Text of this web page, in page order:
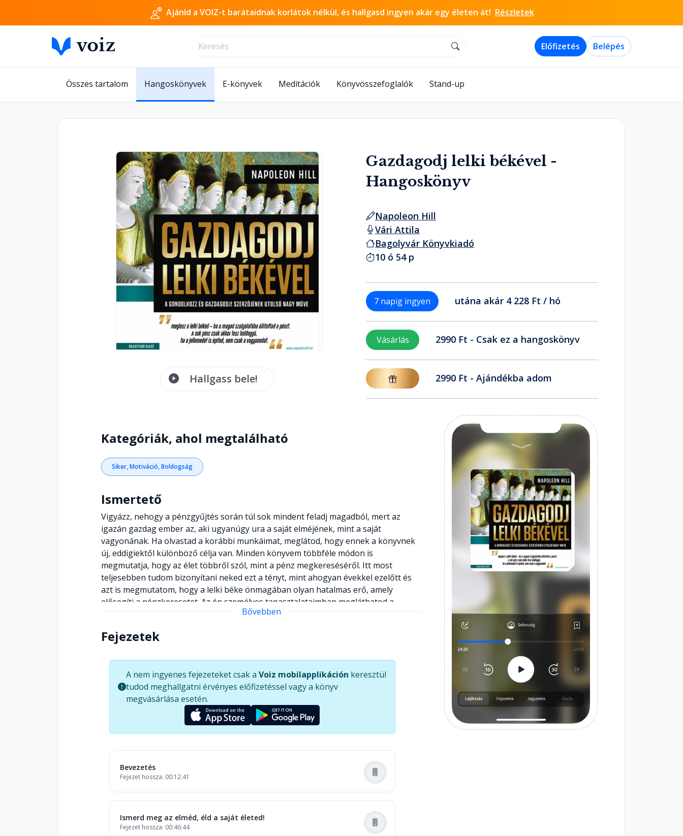
Ajánld a VOIZ-t barátaidnak korlátok nélkül, és hallgasd ingyen akár egy életen át! Részletek
Előfizetés Belépés
Összes tartalom Hangoskönyvek E-könyvek Meditációk Könyvösszefoglalók Stand-up
Hallgass bele!
Gazdagodj lelki békével -
Hangoskönyv
Napoleon Hill
Vári Attila
Bagolyvár Könyvkiadó
10 ó 54 p
7 napig ingyen utána akár 4 228 Ft / hó
Vásárlás 2990 Ft - Csak ez a hangoskönyv
2990 Ft - Ajándékba adom
Kategóriák, ahol megtalálható
Siker, Motiváció, Boldogság
Ismertető
Vigyázz, nehogy a pénzgyűjtés során túl sok mindent feladj magadból, mert az
igazán gazdag ember az, aki ugyanúgy ura a saját elméjének, mint a saját
vagyonának. Ha olvastad a korábbi munkáimat, meglátod, hogy ennek a könyvnek
új, eddigiektől különböző célja van. Minden könyvem többféle módon is
megmutatja, hogy az élet többről szól, mint a pénz megkereséséről. Itt most
teljesebben tudom bizonyítani neked ezt a tényt, mint ahogyan évekkel ezelőtt és
azt is megmutatom, hogy a lelki béke önmagában olyan hatalmas erő, amely
elősegíti a pénzkeresetet. Az én személyes tapasztalataimban megláthatod a
Bővebben
Fejezetek
A nem ingyenes fejezeteket csak a Voiz mobilapplikáción keresztül
tudod meghallgatni érvényes előfizetéssel vagy a könyv
megvásárlása esetén.
Bevezetés
Fejezet hossza: 00:12:41
Ismerd meg az elméd, éld a saját életed!
Fejezet hossza: 00:46:44